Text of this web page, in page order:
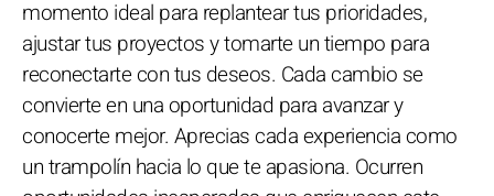
momento ideal para replantear tus prioridades,
ajustar tus proyectos y tomarte un tiempo para
reconectarte con tus deseos. Cada cambio se
convierte en una oportunidad para avanzar y
conocerte mejor. Aprecias cada experiencia como
un trampolín hacia lo que te apasiona. Ocurren